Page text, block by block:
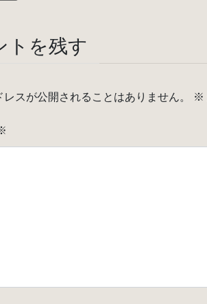
トを残す
レスが公開されることはありません。 ※